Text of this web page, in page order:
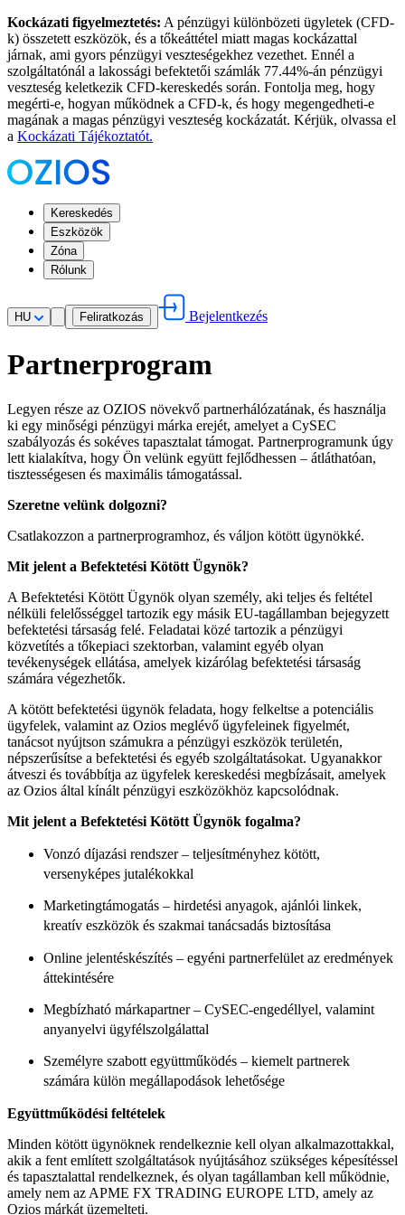
Kockázati figyelmeztetés: A pénzügyi különbözeti ügyletek (CFD-
k) összetett eszközök, és a tőkeáttétel miatt magas kockázattal
járnak, ami gyors pénzügyi veszteségekhez vezethet. Ennél a
szolgáltatónál a lakossági befektetői számlák 77.44%-án pénzügyi
veszteség keletkezik CFD-kereskedés során. Fontolja meg, hogy
megérti-e, hogyan működnek a CFD-k, és hogy megengedheti-e
magának a magas pénzügyi veszteség kockázatát. Kérjük, olvassa el
a Kockázati Tájékoztatót.
Kereskedés
Eszközök
Zóna
Rólunk
HU Feliratkozás Bejelentkezés
Partnerprogram
Legyen része az OZIOS növekvő partnerhálózatának, és használja
ki egy minőségi pénzügyi márka erejét, amelyet a CySEC
szabályozás és sokéves tapasztalat támogat. Partnerprogramunk úgy
lett kialakítva, hogy Ön velünk együtt fejlődhessen – átláthatóan,
tisztességesen és maximális támogatással.
Szeretne velünk dolgozni?
Csatlakozzon a partnerprogramhoz, és váljon kötött ügynökké.
Mit jelent a Befektetési Kötött Ügynök?
A Befektetési Kötött Ügynök olyan személy, aki teljes és feltétel
nélküli felelősséggel tartozik egy másik EU-tagállamban bejegyzett
befektetési társaság felé. Feladatai közé tartozik a pénzügyi
közvetítés a tőkepiaci szektorban, valamint egyéb olyan
tevékenységek ellátása, amelyek kizárólag befektetési társaság
számára végezhetők.
A kötött befektetési ügynök feladata, hogy felkeltse a potenciális
ügyfelek, valamint az Ozios meglévő ügyfeleinek figyelmét,
tanácsot nyújtson számukra a pénzügyi eszközök területén,
népszerűsítse a befektetési és egyéb szolgáltatásokat. Ugyanakkor
átveszi és továbbítja az ügyfelek kereskedési megbízásait, amelyek
az Ozios által kínált pénzügyi eszközökhöz kapcsolódnak.
Mit jelent a Befektetési Kötött Ügynök fogalma?
Vonzó díjazási rendszer – teljesítményhez kötött,
versenyképes jutalékokkal
Marketingtámogatás – hirdetési anyagok, ajánlói linkek,
kreatív eszközök és szakmai tanácsadás biztosítása
Online jelentéskészítés – egyéni partnerfelület az eredmények
áttekintésére
Megbízható márkapartner – CySEC-engedéllyel, valamint
anyanyelvi ügyfélszolgálattal
Személyre szabott együttműködés – kiemelt partnerek
számára külön megállapodások lehetősége
Együttműködési feltételek
Minden kötött ügynöknek rendelkeznie kell olyan alkalmazottakkal,
akik a fent említett szolgáltatások nyújtásához szükséges képesítéssel
és tapasztalattal rendelkeznek, és olyan tagállamban kell működnie,
amely nem az APME FX TRADING EUROPE LTD, amely az
Ozios márkát üzemelteti.